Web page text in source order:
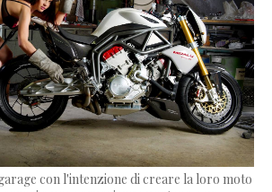
con l'intenzione di creare la loro moto